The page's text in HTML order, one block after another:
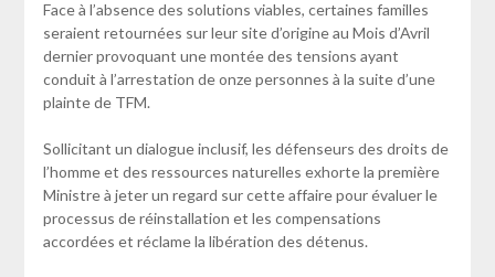
Face à l’absence des solutions viables, certaines familles
seraient retournées sur leur site d’origine au Mois d’Avril
dernier provoquant une montée des tensions ayant
conduit à l’arrestation de onze personnes à la suite d’une
plainte de TFM.
Sollicitant un dialogue inclusif, les défenseurs des droits de
l’homme et des ressources naturelles exhorte la première
Ministre à jeter un regard sur cette affaire pour évaluer le
processus de réinstallation et les compensations
accordées et réclame la libération des détenus.